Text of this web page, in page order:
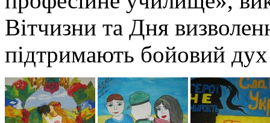
Вітчизни та Дня
підтримають бойовий